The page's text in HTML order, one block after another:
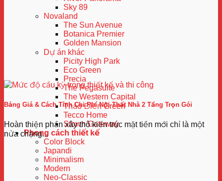
Sky 89
Novaland
The Sun Avenue
Botanica Premier
Golden Mansion
Dự án khác
Picity High Park
Eco Green
Precia
The Pegasuite
The Western Capital
Thảo Điền Green
Tecco Home
Stown Gateway
Phong cách thiết kế
Color Block
Japandi
Minimalism
Modern
Neo-Classic
Bảng Giá & Cách Tính Chi Phí Nội Thất Nhà 2 Tầng Trọn Gói
Hoàn thiện phần xây thô kiến trúc mặt tiền mới chỉ là một
nửa chặng...